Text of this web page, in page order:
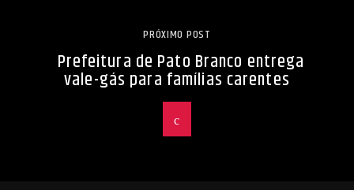
PRÓXIMO POST
Prefeitura de Pato Branco entrega
vale-gás para famílias carentes